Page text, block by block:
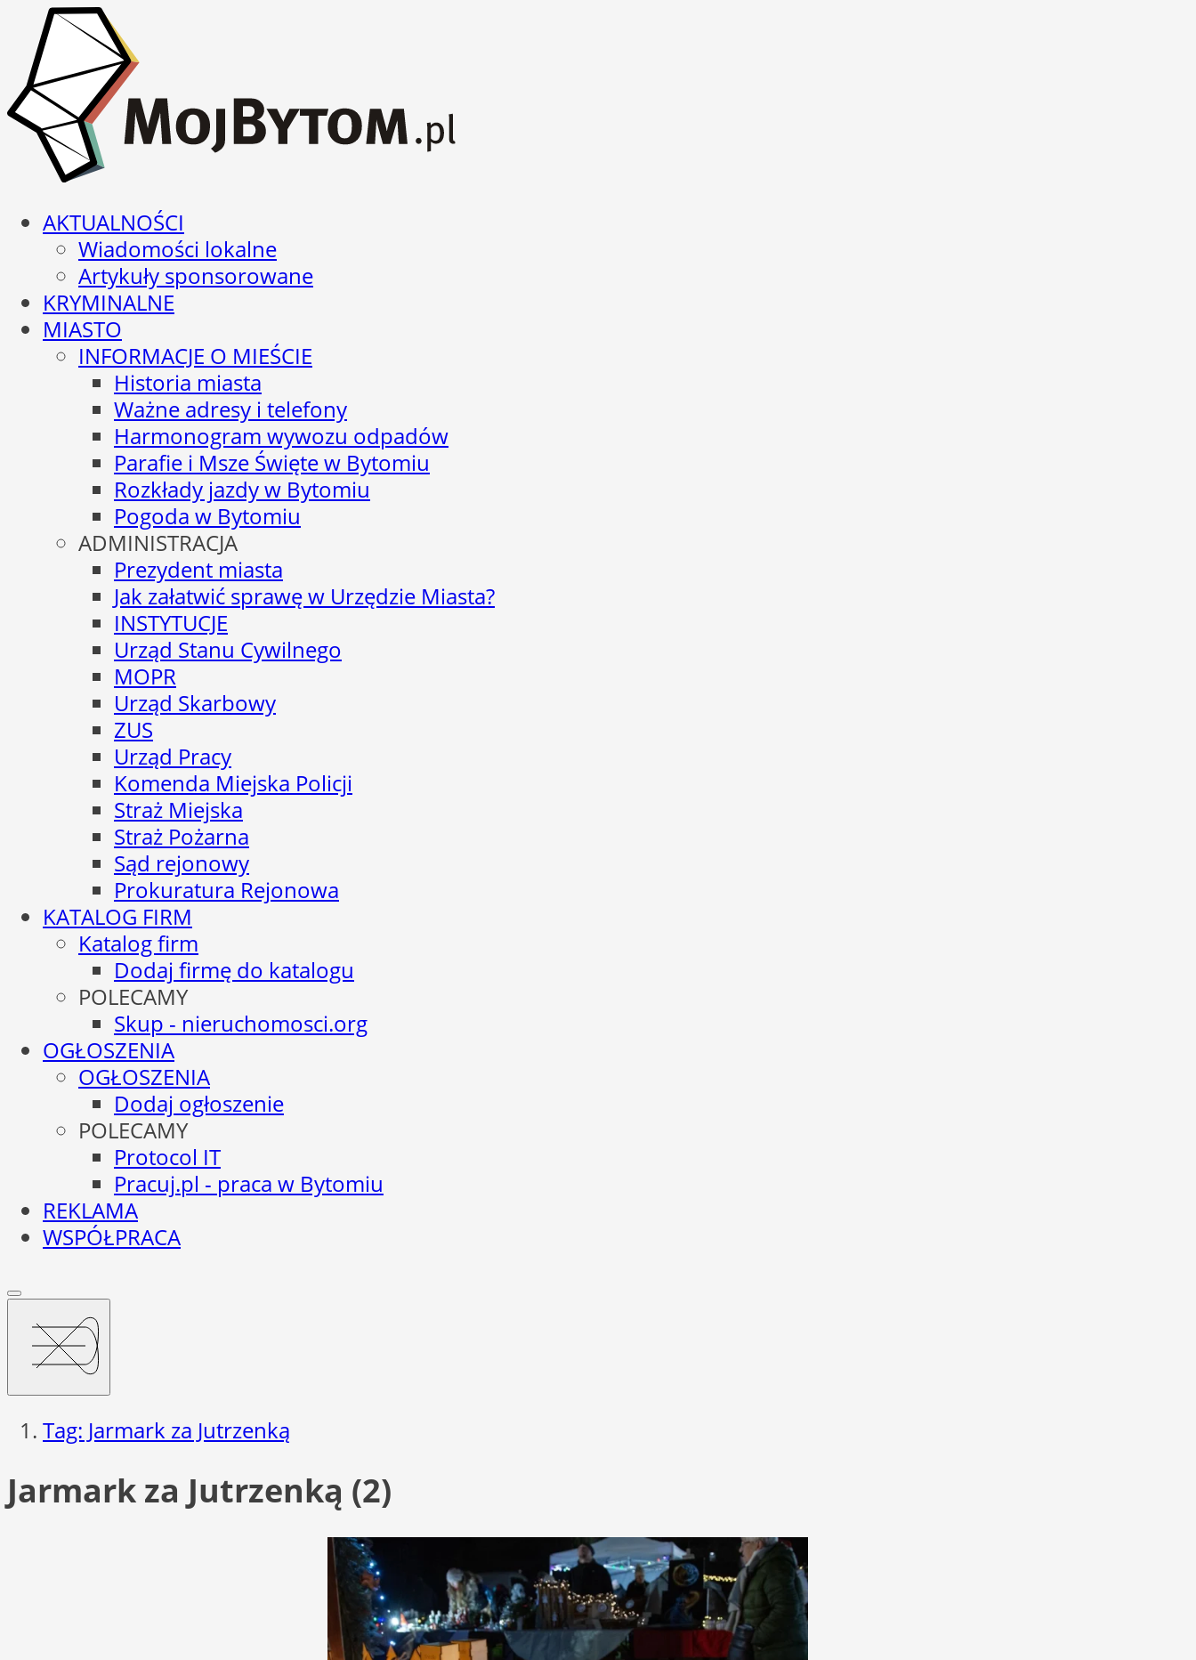
AKTUALNOŚCI
Wiadomości lokalne
Artykuły sponsorowane
KRYMINALNE
MIASTO
INFORMACJE O MIEŚCIE
Historia miasta
Ważne adresy i telefony
Harmonogram wywozu odpadów
Parafie i Msze Święte w Bytomiu
Rozkłady jazdy w Bytomiu
Pogoda w Bytomiu
ADMINISTRACJA
Prezydent miasta
Jak załatwić sprawę w Urzędzie Miasta?
INSTYTUCJE
Urząd Stanu Cywilnego
MOPR
Urząd Skarbowy
ZUS
Urząd Pracy
Komenda Miejska Policji
Straż Miejska
Straż Pożarna
Sąd rejonowy
Prokuratura Rejonowa
KATALOG FIRM
Katalog firm
Dodaj firmę do katalogu
POLECAMY
Skup - nieruchomosci.org
OGŁOSZENIA
OGŁOSZENIA
Dodaj ogłoszenie
POLECAMY
Protocol IT
Pracuj.pl - praca w Bytomiu
REKLAMA
WSPÓŁPRACA
Tag: Jarmark za Jutrzenką
Jarmark za Jutrzenką (2)